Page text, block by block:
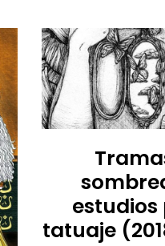
estudios
tatuaje